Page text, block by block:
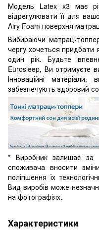
Модель Latex x3 має
відрегулювати її для
Airy Foam поверхня
Вибираючи матрац-
чергу хочеться придбати
один рік. Будьте
Eurosleep, Ви отримуєте
Інноваційні
забезпечують здоровий
* Виробник залишає за
споживача вносити
поліпшення їх
Вид виробів може
на фотографіях.
Характеристики